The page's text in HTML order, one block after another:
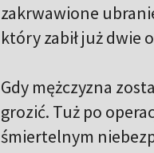
zakrwawione
który zabił już dwie
Gdy mężczyzna
grozić. Tuż po
śmiertelnym